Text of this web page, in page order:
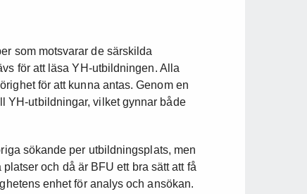
som motsvarar de särskilda
för att läsa YH-utbildningen. Alla
för att kunna antas. Genom en
YH-utbildningar, vilket gynnar både
sökande per utbildningsplats, men
och då är BFU ett bra sätt att få
enhet för analys och ansökan.